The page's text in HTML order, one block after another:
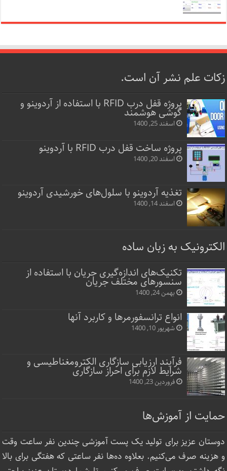
زکات علم نشر آن است.
پروژه قفل‌ درب RFID با استفاده از آردوینو و
گوشی هوشمند
اسفند 25, 1400
پروژه ساخت قفل‌ درب RFID با آردوینو
اسفند 20, 1400
تغذیه آردوینو با سلول‌های خورشیدی آردوینو
اسفند 14, 1400
الکترونیک به زبان ساده
تکنیک‌های اندازه‌گیری جریان با استفاده از
سنسورهای مختلف جریان
بهمن 24, 1400
انواع ترانسفورمرها و کاربرد آنها
شهریور 10, 1400
فرآیند ارزیابی سازگاری الکترومغناطیسی و
شرایط لازم برای احراز سازگاری
فروردین 23, 1400
حمایت از آموزش‌ها
دوستان عزیز برای تولید یک پست آموزشی چندین نفر ساعت‌ وقت
و هزینه صرف می‌کنیم. بعلاوه ده‌ها نفر ساعتی که هفتگی برای بالا